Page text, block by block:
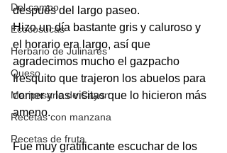
Del campo
Ecocosucas
Herbario de Julinares
Queso
Mariposario de Cayon
Recetas con manzana
Recetas de fruta
después del largo paseo.
Hizo un día bastante gris y caluroso y
el horario era largo, así que
agradecimos mucho el gazpacho
fresquito que trajeron los abuelos para
comer y las visitas que lo hicieron más
ameno.
Fue muy gratificante escuchar de los